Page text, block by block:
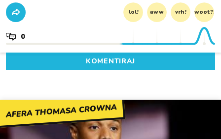
lol! aww vrh! woot?!
0
KOMENTIRAJ
AFERA THOMASA CROWNA